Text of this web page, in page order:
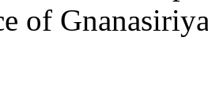
of